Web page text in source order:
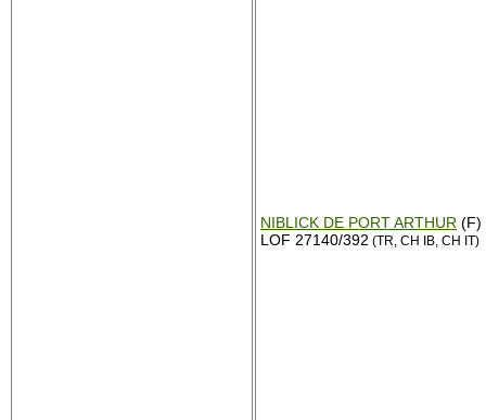
NIBLICK DE PORT ARTHUR (F)
LOF 27140/392 (TR, CH IB, CH IT)